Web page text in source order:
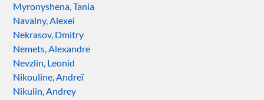
Myronyshena, Tania
Navalny, Alexei
Nekrasov, Dmitry
Nemets, Alexandre
Nevzlin, Leonid
Nikouline, Andreï
Nikulin, Andrey